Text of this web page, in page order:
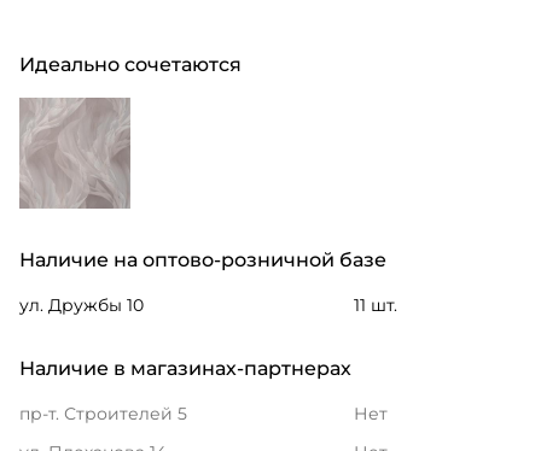
Идеально сочетаются
Наличие на оптово-розничной базе
ул. Дружбы 10 11 шт.
Наличие в магазинах-партнерах
пр-т. Строителей 5
Нет